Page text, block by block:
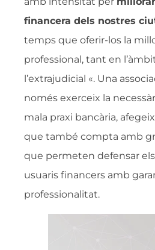
financera dels nostres
temps que oferir-los la
professional, tant en
l’extrajudicial «. Una
només exerceix la
mala praxi bancària,
que també compta amb
que permeten defensar
usuaris financers amb
professionalitat.